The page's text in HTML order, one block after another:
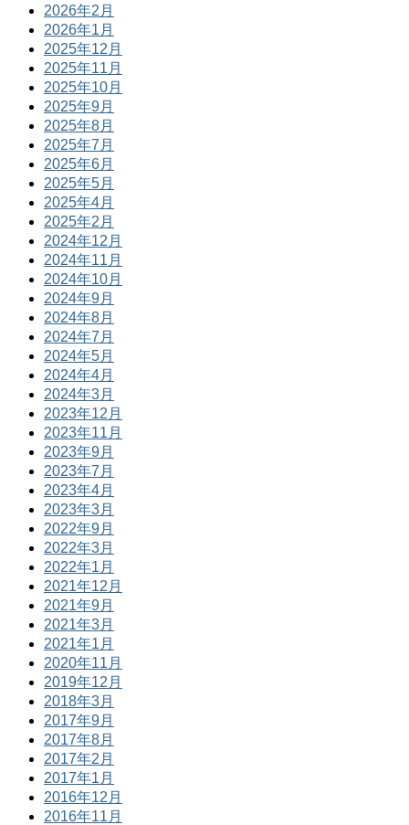
2026年2月
2026年1月
2025年12月
2025年11月
2025年10月
2025年9月
2025年8月
2025年7月
2025年6月
2025年5月
2025年4月
2025年2月
2024年12月
2024年11月
2024年10月
2024年9月
2024年8月
2024年7月
2024年5月
2024年4月
2024年3月
2023年12月
2023年11月
2023年9月
2023年7月
2023年4月
2023年3月
2022年9月
2022年3月
2022年1月
2021年12月
2021年9月
2021年3月
2021年1月
2020年11月
2019年12月
2018年3月
2017年9月
2017年8月
2017年2月
2017年1月
2016年12月
2016年11月